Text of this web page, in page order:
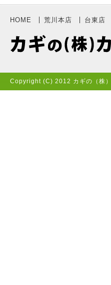
HOME 荒川本店 台東店
Copyright (C) 2012 カギの（株